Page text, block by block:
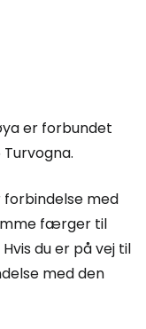
er forbundet
forbindelse med
færger til
du er på vej til
med den